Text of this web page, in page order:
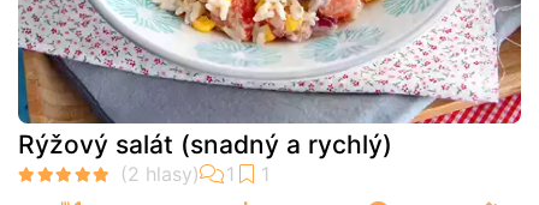
Rýžový salát (snadný a rychlý)